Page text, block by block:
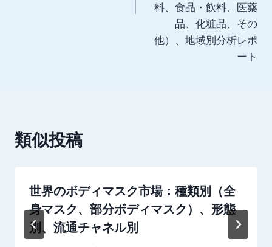
料、食品・飲料、医薬
品、化粧品、その
他）、地域別分析レポ
ート
類似投稿
世界のボディマスク市場：種類別（全
身マスク、部分ボディマスク）、形態
別、流通チャネル別